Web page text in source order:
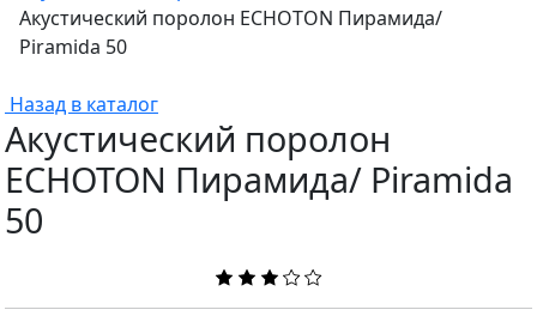
Акустический поролон ECHOTON Пирамида/
Piramida 50
Назад в каталог
Акустический поролон
ECHOTON Пирамида/ Piramida
50